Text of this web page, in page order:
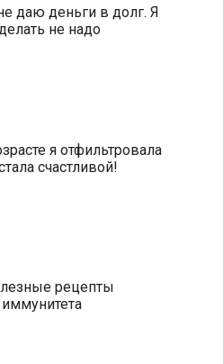
даю деньги в долг. Я
не надо
я отфильтровала
счастливой!
рецепты